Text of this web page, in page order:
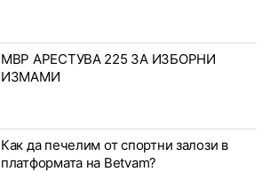
МВР АРЕСТУВА 225 ЗА ИЗБОРНИ
ИЗМАМИ
Как да печелим от спортни залози в
платформата на Betvam?